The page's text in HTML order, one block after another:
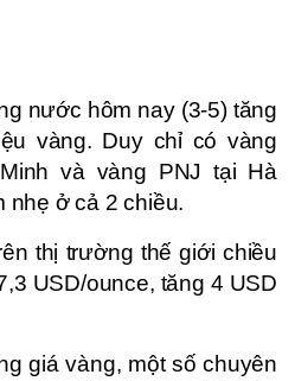
nước hôm nay (3-5) tăng
vàng. Duy chỉ có vàng
và vàng PNJ tại Hà
nhẹ ở cả 2 chiều.
thị trường thế giới chiều
USD/ounce, tăng 4 USD
giá vàng, một số chuyên